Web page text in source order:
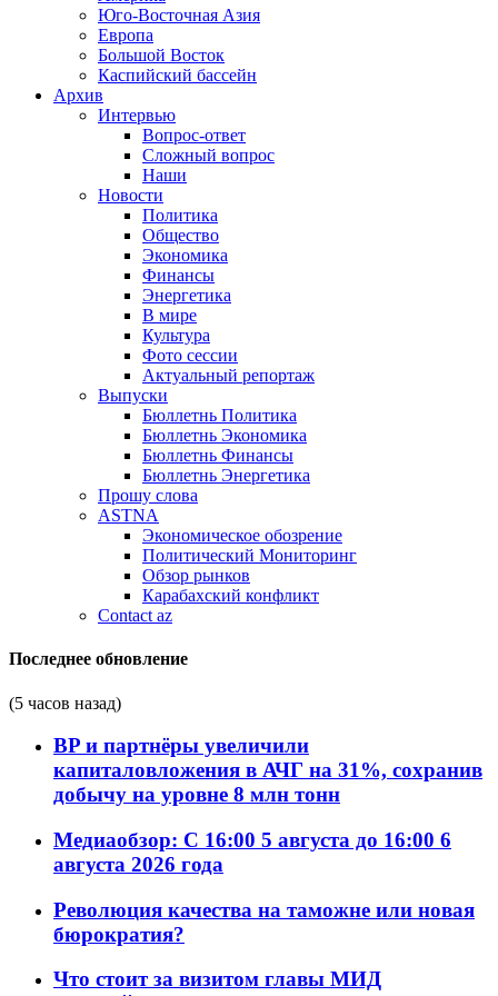
Юго-Восточная Азия
Европа
Большой Восток
Каспийский бассейн
Архив
Интервью
Вопрос-ответ
Сложный вопрос
Наши
Новости
Политика
Общество
Экономика
Финансы
Энергетика
В мире
Культура
Фото сессии
Актуальный репортаж
Выпуски
Бюллетнь Политика
Бюллетнь Экономика
Бюллетнь Финансы
Бюллетнь Энергетика
Прошу слова
ASTNA
Экономическое обозрение
Политический Мониторинг
Обзор рынков
Карабахский конфликт
Contact az
Последнее обновление
(5 часов назад)
BP и партнёры увеличили
капиталовложения в АЧГ на 31%, сохранив
добычу на уровне 8 млн тонн
Медиаобзор: С 16:00 5 августа до 16:00 6
августа 2026 года
Революция качества на таможне или новая
бюрократия?
Что стоит за визитом главы МИД